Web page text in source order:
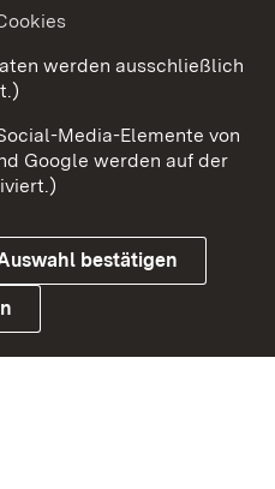
Barrierefreiheit
Cookies
werden ausschließlich
Media-Elemente von
Google werden auf der
bestätigen